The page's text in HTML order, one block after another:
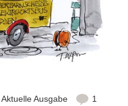
Aktuelle Ausgabe
1